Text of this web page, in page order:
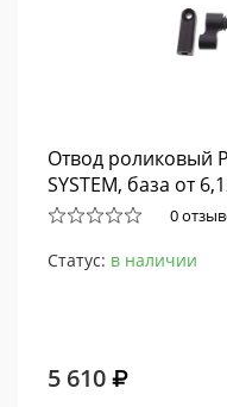
Отвод роликовый
SYSTEM, база от
0
Статус: в наличии
5 610